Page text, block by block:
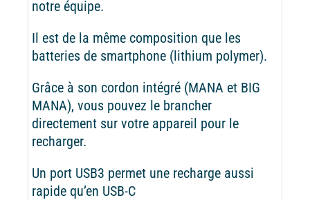
notre équipe.
Il est de la même composition que les
batteries de smartphone (lithium polymer).
Grâce à son cordon intégré (MANA et BIG
MANA), vous pouvez le brancher
directement sur votre appareil pour le
recharger.
Un port USB3 permet une recharge aussi
rapide qu’en USB-C